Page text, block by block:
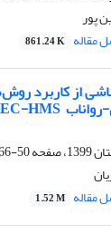
پور
مقاله 861.24 K
از کاربرد
50-66
مقاله 1.52 M